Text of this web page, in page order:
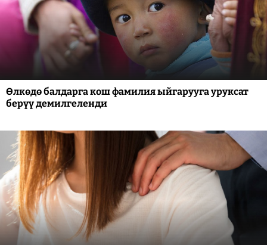
Өлкөдө балдарга кош фамилия ыйгарууга уруксат
берүү демилгеленди